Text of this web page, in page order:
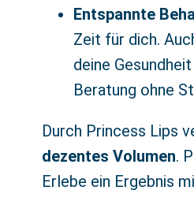
Entspannte
Zeit für dich.
deine
Beratung ohne
Durch Princess Lips
dezentes Volumen.
Erlebe ein Ergebnis